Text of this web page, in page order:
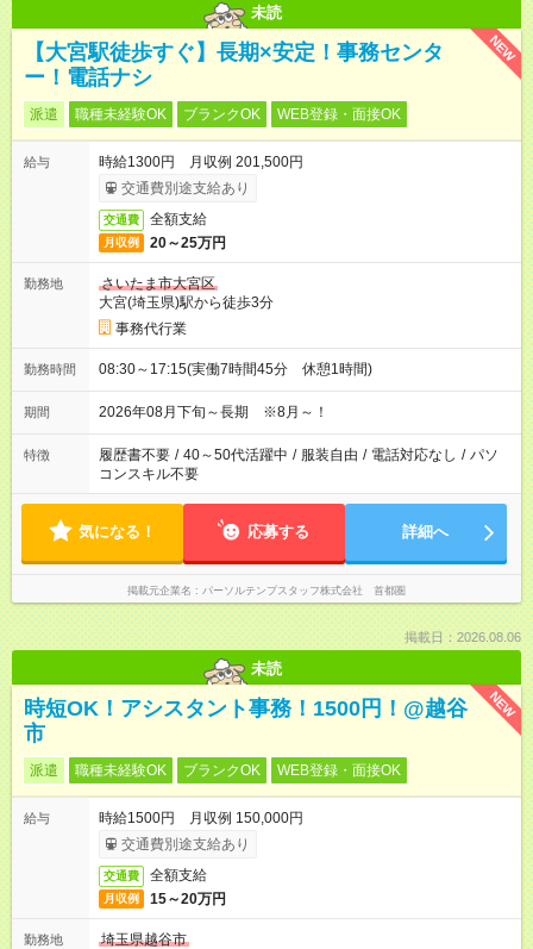
未読
NEW
【大宮駅徒歩すぐ】長期×安定！事務センタ
ー！電話ナシ
派遣 職種未経験OK ブランクOK WEB登録・面接OK
給与
時給1300円 月収例 201,500円
交通費別途支給あり
交通費 全額支給
月収例 20～25万円
勤務地
さいたま市大宮区
大宮(埼玉県)駅から徒歩3分
事務代行業
勤務時間 08:30～17:15(実働7時間45分 休憩1時間)
期間 2026年08月下旬～長期 ※8月～！
特徴 履歴書不要 / 40～50代活躍中 / 服装自由 / 電話対応なし / パソ
コンスキル不要
気になる！ 応募する 詳細へ
掲載元企業名 パーソルテンプスタッフ株式会社 首都圏
掲載日：2026.08.06
未読
NEW
時短OK！アシスタント事務！1500円！@越谷
市
派遣 職種未経験OK ブランクOK WEB登録・面接OK
給与
時給1500円 月収例 150,000円
交通費別途支給あり
交通費 全額支給
月収例 15～20万円
勤務地
埼玉県越谷市